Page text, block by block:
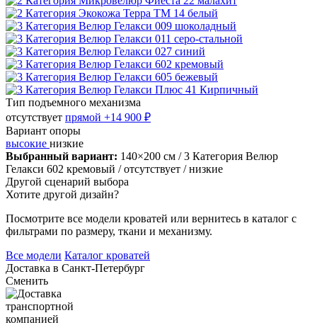
Тип подъемного механизма
отсутствует прямой +14 900 ₽
Вариант опоры
высокие низкие
Выбранный вариант: 140×200 см / 3 Категория Велюр
Гелакси 602 кремовый / отсутствует / низкие
Другой сценарий выбора
Хотите другой дизайн?
Посмотрите все модели кроватей или вернитесь в каталог с
фильтрами по размеру, ткани и механизму.
Все модели Каталог кроватей
Доставка в Санкт-Петербург
Сменить